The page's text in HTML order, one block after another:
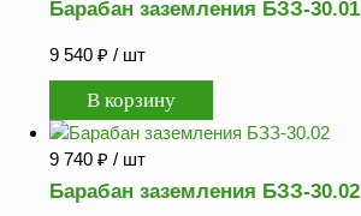
Барабан заземления БЗЗ-30.01
9 540 ₽ / шт
9 740 ₽ / шт
Барабан заземления БЗЗ-30.02